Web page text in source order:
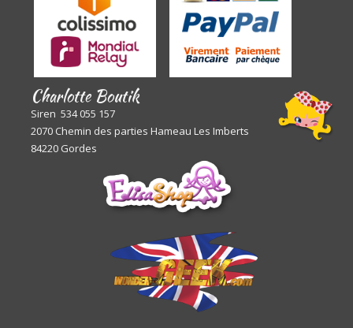
Charlotte Boutik
Siren 534 055 157
2070 Chemin des parties Hameau Les Imberts
84220 Gordes